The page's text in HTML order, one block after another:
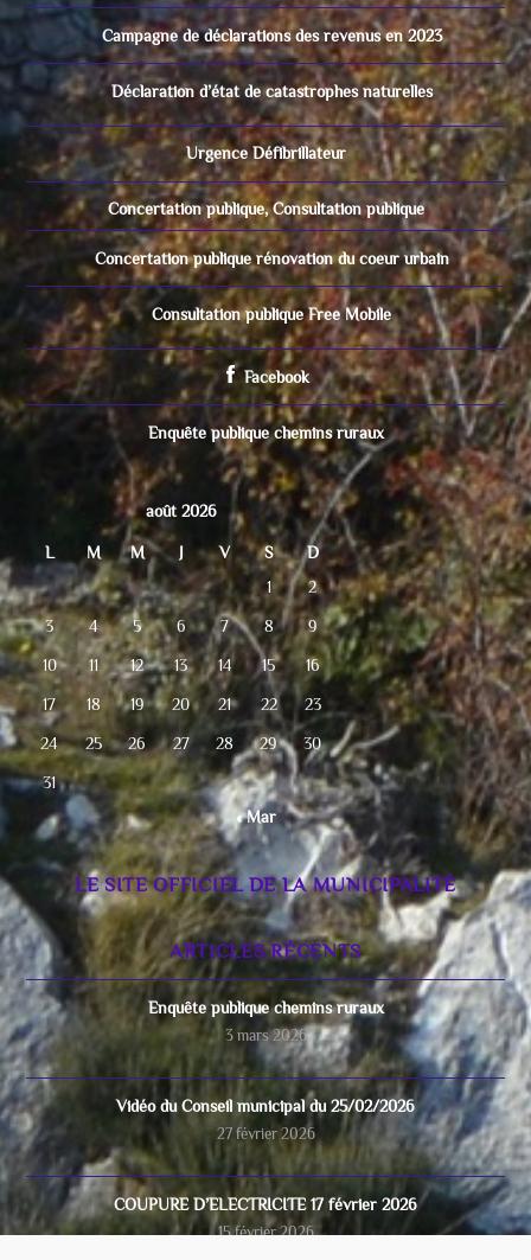
Campagne de déclarations des revenus en 2023
Déclaration d’état de catastrophes naturelles
Urgence Défibrillateur
Concertation publique, Consultation publique
Concertation publique rénovation du coeur urbain
Consultation publique Free Mobile
Facebook
Enquête publique chemins ruraux
août 2026
L M M J V S
D
1
2
3 4 5 6 7 8 9
10 11 12 13 14 15 16
17 18 19 20 21 22 23
24 25 26 27 28 29 30
31
« Mar
LE SITE OFFICIEL DE LA MUNICIPALITÉ
ARTICLES RÉCENTS
Enquête publique chemins ruraux
3 mars 2026
Vidéo du Conseil municipal du 25/02/2026
27 février 2026
COUPURE D’ELECTRICITE 17 février 2026
15 février 2026